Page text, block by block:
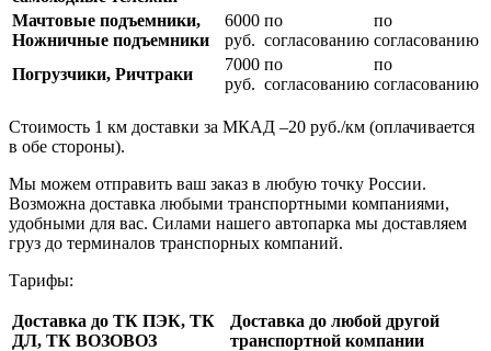
Мачтовые подъемники,
Ножничные подъемники
6000
руб.
по
согласованию
по
согласованию
Погрузчики, Ричтраки
7000
руб.
по
согласованию
по
согласованию
Стоимость 1 км доставки за МКАД –20 руб./км (оплачивается
в обе стороны).
Мы можем отправить ваш заказ в любую точку России.
Возможна доставка любыми транспортными компаниями,
удобными для вас. Силами нашего автопарка мы доставляем
груз до терминалов транспорных компаний.
Тарифы:
Доставка до ТК ПЭК, ТК
ДЛ, ТК ВОЗОВОЗ
Доставка до любой другой
транспортной компании